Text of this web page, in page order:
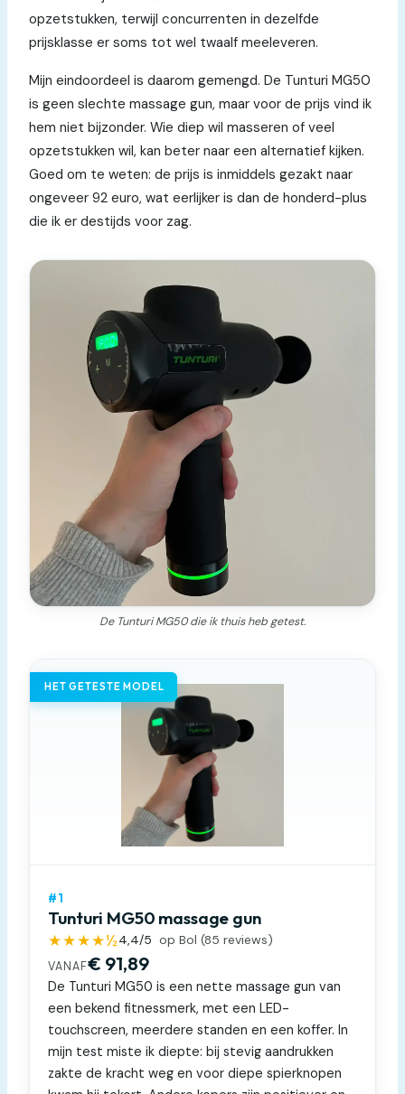
opzetstukken, terwijl concurrenten in dezelfde
prijsklasse er soms tot wel twaalf meeleveren.
Mijn eindoordeel is daarom gemengd. De Tunturi MG50
is geen slechte massage gun, maar voor de prijs vind ik
hem niet bijzonder. Wie diep wil masseren of veel
opzetstukken wil, kan beter naar een alternatief kijken.
Goed om te weten: de prijs is inmiddels gezakt naar
ongeveer 92 euro, wat eerlijker is dan de honderd-plus
die ik er destijds voor zag.
De Tunturi MG50 die ik thuis heb getest.
HET GETESTE MODEL
#1
Tunturi MG50 massage gun
★★★★½4,4/5 op Bol (85 reviews)
VANAF€ 91,89
De Tunturi MG50 is een nette massage gun van
een bekend fitnessmerk, met een LED-
touchscreen, meerdere standen en een koffer. In
mijn test miste ik diepte: bij stevig aandrukken
zakte de kracht weg en voor diepe spierknopen